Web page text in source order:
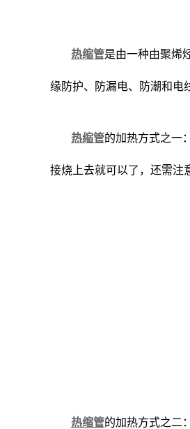
热缩管是由一种由聚烯
缘防护、防漏电、防潮和电
热缩管的加热方式之一
接烧上去就可以了，还需注
热缩管的加热方式之二